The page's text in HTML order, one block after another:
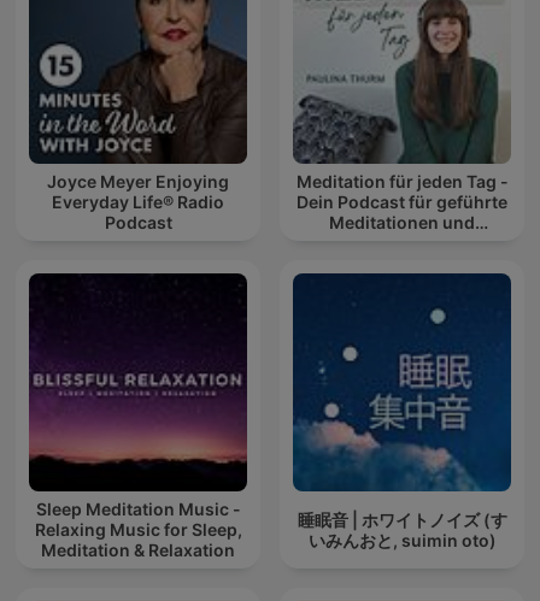
Joyce Meyer Enjoying
Everyday Life® Radio
Podcast
Meditation für jeden Tag -
Dein Podcast für geführte
Meditationen und
Sleep Meditation Music -
Relaxing Music for Sleep,
Meditation & Relaxation
睡眠音 | ホワイトノイズ (す
いみんおと, suimin oto)